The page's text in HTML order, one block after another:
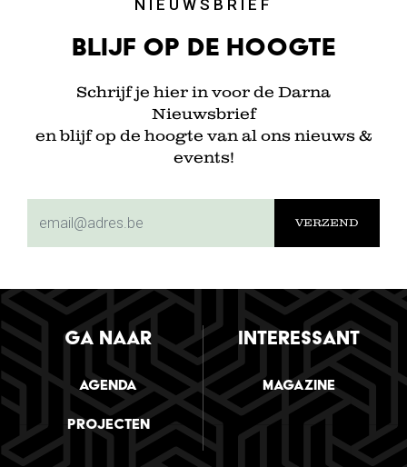
NIEUWSBRIEF
Blijf op de hoogte
Schrijf je hier in voor de Darna
Nieuwsbrief
en blijf op de hoogte van al ons nieuws &
events!
GA NAAR
Agenda
Projecten
INTERESSANT
Magazine